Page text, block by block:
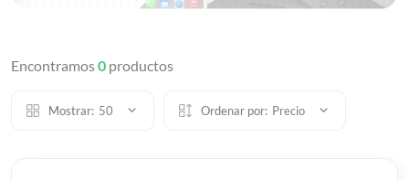
Encontramos0 productos
Mostrar: 50 Ordenar por: Precio